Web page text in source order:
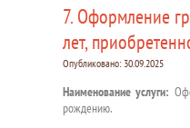
7. Оформление
лет,
Опубликовано: 30.09.2025
Наименование услуги:
рождению.